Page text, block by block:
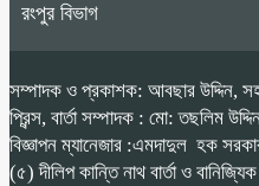
রংপুর বিভাগ
সম্পাদক ও প্রকাশক: আবছার উদ্দিন,
প্রিন্স, বার্তা সম্পাদক : মো: তছলিম
বিজ্ঞাপন ম্যানেজার :এমদাদুল হক
(৫) দীলিপ কান্তি নাথ বার্তা ও বানিজ্যিক